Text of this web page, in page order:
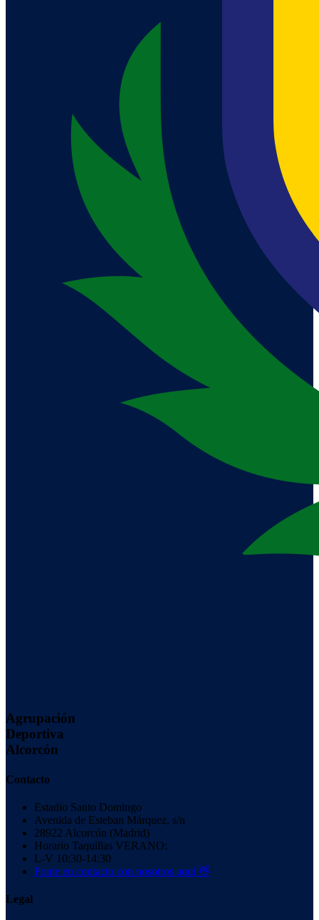
Agrupación
Deportiva
Alcorcón
Contacto
Estadio Santo Domingo
Avenida de Esteban Márquez, s/n
28922 Alcorcón (Madrid)
Horario Taquillas VERANO:
L-V 10:30-14:30
Ponte en contacto con nosotros aquí 👋
Legal